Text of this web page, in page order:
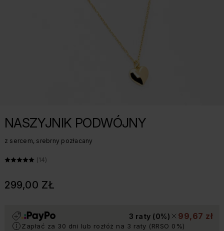
NASZYJNIK PODWÓJNY
z sercem, srebrny pozłacany
ŚREDNIA OCENA: 5 Z 5, LICZBA OPINII: 14
(14)
299,00 ZŁ
3 raty (0%) 99,67 zł
Zapłać za 30 dni lub rozłóż na 3 raty (RRSO 0%)